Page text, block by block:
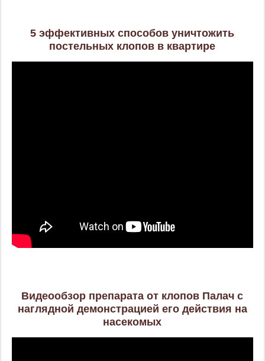
5 эффективных способов уничтожить
постельных клопов в квартире
Видеообзор препарата от клопов Палач с
наглядной демонстрацией его действия на
насекомых